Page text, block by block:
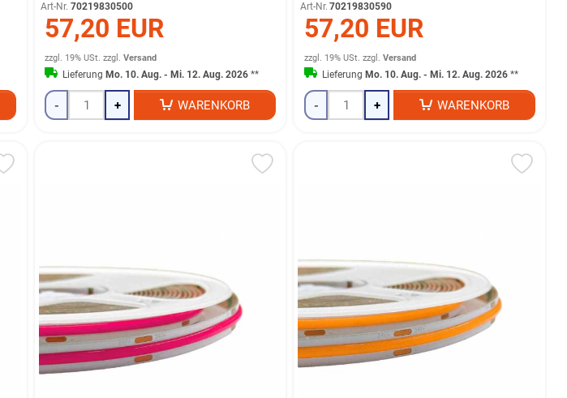
Art-Nr. 70219830500
57,20 EUR
zzgl. 19% USt. zzgl.Versand
Lieferung Mo. 10. Aug. - Mi. 12. Aug. 2026 **
- + WARENKORB
Art-Nr. 70219830590
57,20 EUR
zzgl. 19% USt. zzgl. Versand
Lieferung Mo. 10. Aug. - Mi. 12. Aug. 2026**
- + WARENKORB